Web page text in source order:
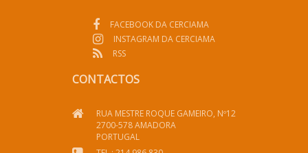
FACEBOOK DA CERCIAMA
INSTAGRAM DA CERCIAMA
RSS
CONTACTOS
RUA MESTRE ROQUE GAMEIRO, Nº12
2700-578 AMADORA
PORTUGAL